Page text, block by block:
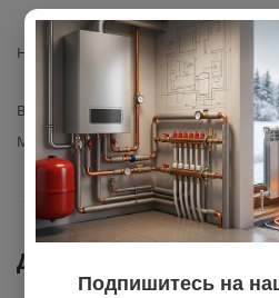
Назначение
Вид комплектующего
Материал изготовления
Документы
Подпишитесь на